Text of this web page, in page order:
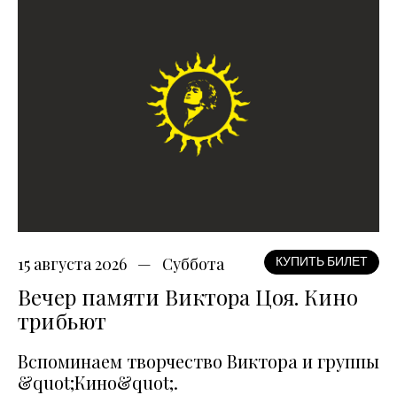
15 августа 2026 Суббота КУПИТЬ БИЛЕТ
Вечер памяти Виктора Цоя. Кино
трибьют
Вспоминаем творчество Виктора и группы
&quot;Кино&quot;.